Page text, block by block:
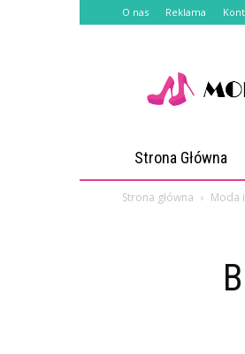
O nas Reklama
Strona Główna
Strona główna Moda